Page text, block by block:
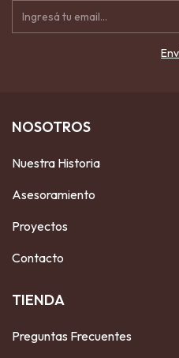
NOSOTROS
Nuestra Historia
Asesoramiento
Proyectos
Contacto
TIENDA
Preguntas Frecuentes